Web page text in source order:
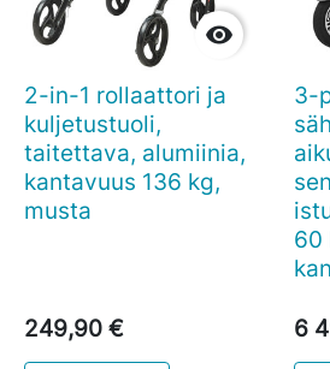

2-in-1 rollaattori ja
kuljetustuoli,
taitettava, alumiinia,
kantavuus 136 kg,
musta
249,90 €
3-
60
6